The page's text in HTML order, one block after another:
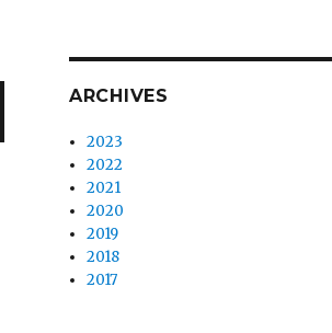
ARCHIVES
2023
2022
2021
2020
2019
2018
2017